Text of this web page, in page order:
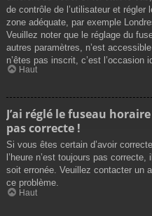
de contrôle de l’utilisateur et
zone adéquate, par exemple
Veuillez noter que le réglage du
autres paramètres, n’est
n’êtes pas inscrit, c’est l’occasion
Haut
J’ai réglé le fuseau
pas correcte !
Si vous êtes certain d’avoir
l’heure n’est toujours pas
soit erronée. Veuillez contacter un
ce problème.
Haut